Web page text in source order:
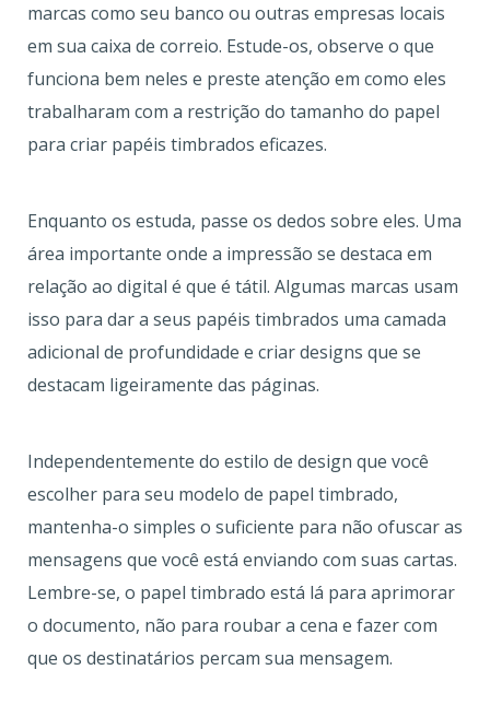
marcas como seu banco ou outras empresas locais
em sua caixa de correio. Estude-os, observe o que
funciona bem neles e preste atenção em como eles
trabalharam com a restrição do tamanho do papel
para criar papéis timbrados eficazes.
Enquanto os estuda, passe os dedos sobre eles. Uma
área importante onde a impressão se destaca em
relação ao digital é que é tátil. Algumas marcas usam
isso para dar a seus papéis timbrados uma camada
adicional de profundidade e criar designs que se
destacam ligeiramente das páginas.
Independentemente do estilo de design que você
escolher para seu modelo de papel timbrado,
mantenha-o simples o suficiente para não ofuscar as
mensagens que você está enviando com suas cartas.
Lembre-se, o papel timbrado está lá para aprimorar
o documento, não para roubar a cena e fazer com
que os destinatários percam sua mensagem.